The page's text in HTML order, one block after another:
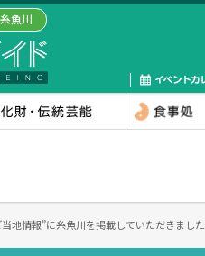
魚川
地情報”に糸魚川を掲載していただきました